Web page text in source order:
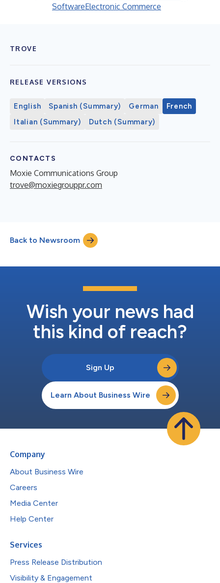
SoftwareElectronic Commerce
TROVE
RELEASE VERSIONS
English Spanish (Summary) German
French
Italian (Summary)
Dutch (Summary)
CONTACTS
Moxie Communications Group
trove@moxiegrouppr.com
Back to Newsroom
Wish your news had
this kind of reach?
Sign Up
Learn About Business Wire
Company
About Business Wire
Careers
Media Center
Help Center
Services
Press Release Distribution
Visibility & Engagement